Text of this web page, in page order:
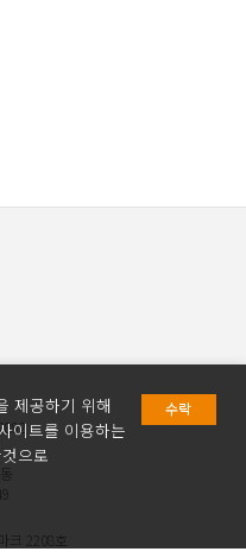
크 2208호
제공하기 위해
이트를 이용하는
으로
수락